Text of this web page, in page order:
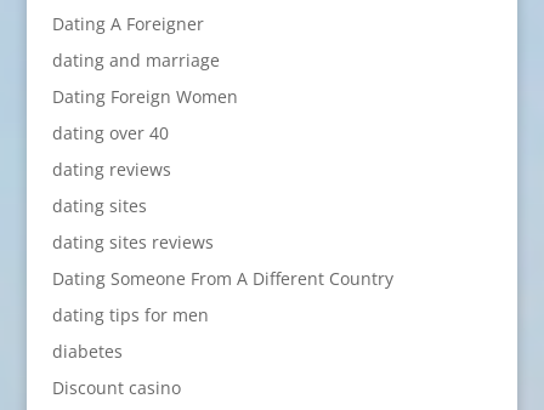
Dating A Foreigner
dating and marriage
Dating Foreign Women
dating over 40
dating reviews
dating sites
dating sites reviews
Dating Someone From A Different Country
dating tips for men
diabetes
Discount casino